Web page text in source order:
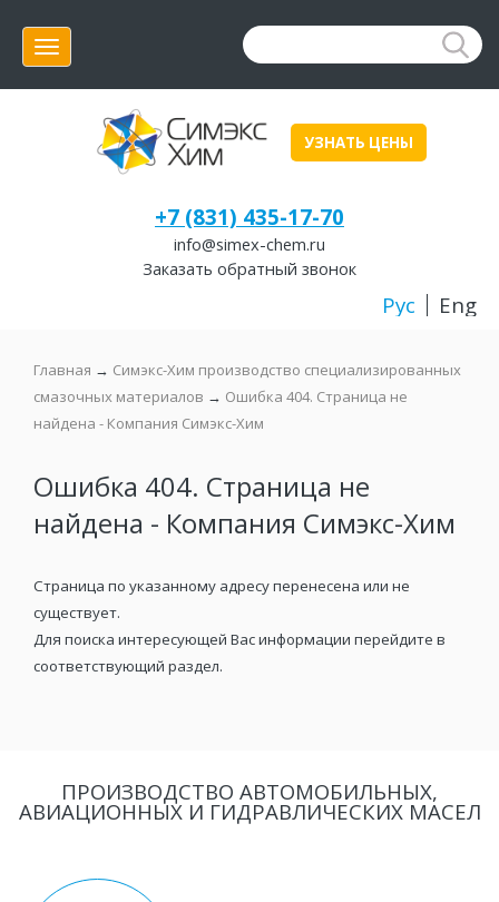
Меню
УЗНАТЬ ЦЕНЫ
+7 (831) 435-17-70
info@simex-chem.ru
Заказать обратный звонок
Рус Eng
Главная → Симэкс-Хим производство специализированных
смазочных материалов → Ошибка 404. Страница не
найдена - Компания Симэкс-Хим
Ошибка 404. Страница не
найдена - Компания Симэкс-Хим
Страница по указанному адресу перенесена или не
существует.
Для поиска интересующей Вас информации перейдите в
соответствующий раздел.
ПРОИЗВОДСТВО АВТОМОБИЛЬНЫХ,
АВИАЦИОННЫХ И ГИДРАВЛИЧЕСКИХ МАСЕЛ